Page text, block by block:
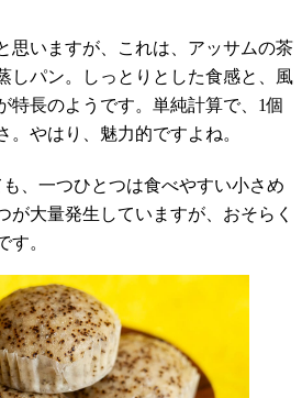
思いますが、これは、アッサムの茶
しパン。しっとりとした食感と、風
特長のようです。単純計算で、 1個
。やはり、魅力的ですよね。
、一つひとつは食べやすい小さめ
が大量発生していますが、おそらく
す。